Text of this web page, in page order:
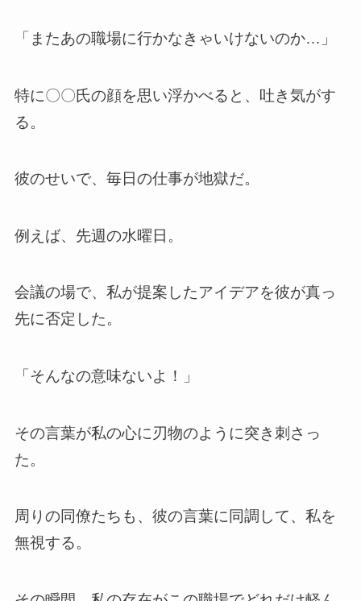
「またあの職場に行かなきゃいけないのか…」
特に〇〇氏の顔を思い浮かべると、吐き気がす
る。
彼のせいで、毎日の仕事が地獄だ。
例えば、先週の水曜日。
会議の場で、私が提案したアイデアを彼が真っ
先に否定した。
「そんなの意味ないよ！」
その言葉が私の心に刃物のように突き刺さっ
た。
周りの同僚たちも、彼の言葉に同調して、私を
無視する。